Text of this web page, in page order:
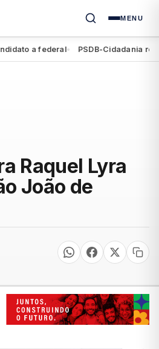
MENU
a federal● PSDB-Cidadania
Raquel Lyra
João de